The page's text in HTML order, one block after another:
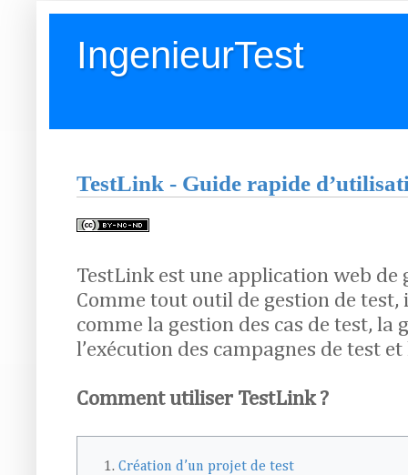
IngenieurTest
TestLink - Guide rapide
TestLink est une application web de
Comme tout outil de gestion de
comme la gestion des cas de test, la
l’exécution des campagnes de test
Comment utiliser TestLink ?
Création d’un projet de test